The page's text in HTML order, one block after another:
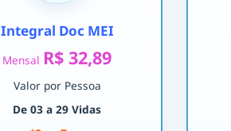
Integral Doc MEI
Mensal R$ 32,89
Valor por Pessoa
De 03 a 29 Vidas